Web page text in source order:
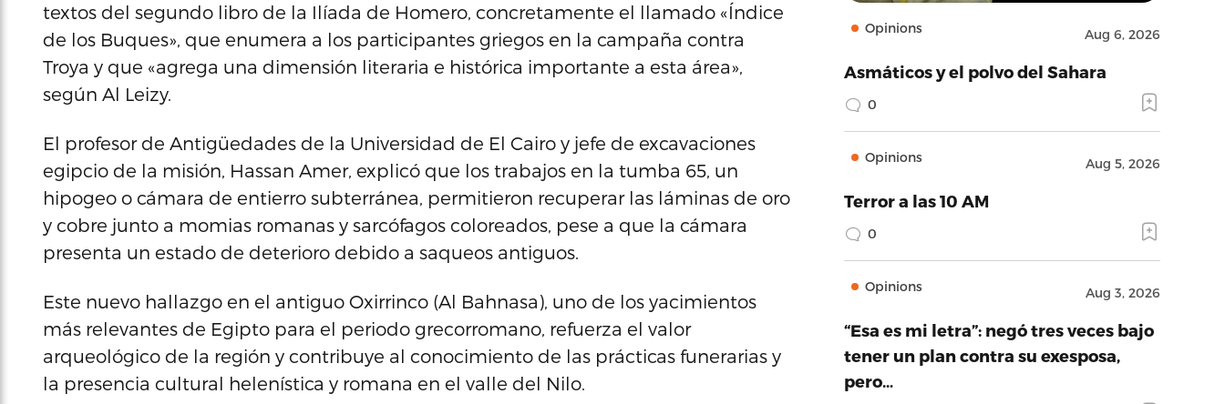
textos del segundo libro de la Ilíada de Homero, concretamente el llamado «Índice
de los Buques», que enumera a los participantes griegos en la campaña contra
Troya y que «agrega una dimensión literaria e histórica importante a esta área»,
según Al Leizy.
El profesor de Antigüedades de la Universidad de El Cairo y jefe de excavaciones
egipcio de la misión, Hassan Amer, explicó que los trabajos en la tumba 65, un
hipogeo o cámara de entierro subterránea, permitieron recuperar las láminas de oro
y cobre junto a momias romanas y sarcófagos coloreados, pese a que la cámara
presenta un estado de deterioro debido a saqueos antiguos.
Este nuevo hallazgo en el antiguo Oxirrinco (Al Bahnasa), uno de los yacimientos
más relevantes de Egipto para el periodo grecorromano, refuerza el valor
arqueológico de la región y contribuye al conocimiento de las prácticas funerarias y
la presencia cultural helenística y romana en el valle del Nilo.
Opinions Aug 6, 2026
Asmáticos y el polvo del Sahara
0
Opinions Aug 5, 2026
Terror a las 10 AM
0
Opinions Aug 3, 2026
“Esa es mi letra”: negó tres veces bajo
tener un plan contra su exesposa,
pero…